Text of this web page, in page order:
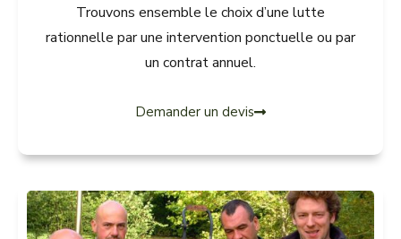
Trouvons ensemble le choix d’une lutte
rationnelle par une intervention ponctuelle ou par
un contrat annuel.
Demander un devis